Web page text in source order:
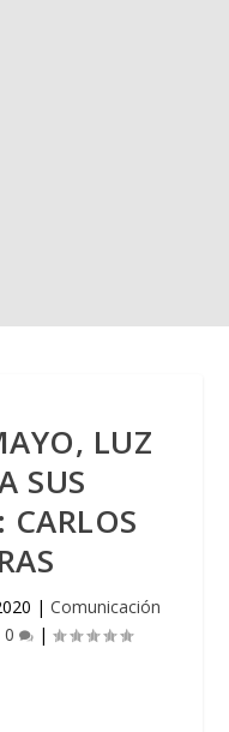
LUZ
SUS
CARLOS
| Comunicación
0 |